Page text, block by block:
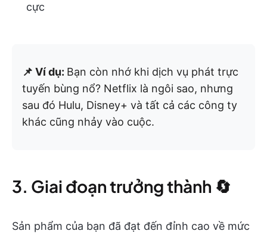
cực
📌 Ví dụ: Bạn còn nhớ khi dịch vụ phát trực
tuyến bùng nổ? Netflix là ngôi sao, nhưng
sau đó Hulu, Disney+ và tất cả các công ty
khác cũng nhảy vào cuộc.
3. Giai đoạn trưởng thành 🔄
Sản phẩm của bạn đã đạt đến đỉnh cao về mức